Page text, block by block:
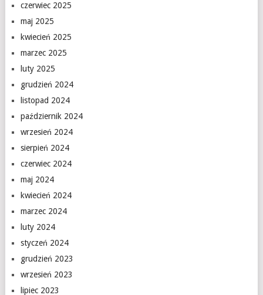
czerwiec 2025
maj 2025
kwiecień 2025
marzec 2025
luty 2025
grudzień 2024
listopad 2024
październik 2024
wrzesień 2024
sierpień 2024
czerwiec 2024
maj 2024
kwiecień 2024
marzec 2024
luty 2024
styczeń 2024
grudzień 2023
wrzesień 2023
lipiec 2023